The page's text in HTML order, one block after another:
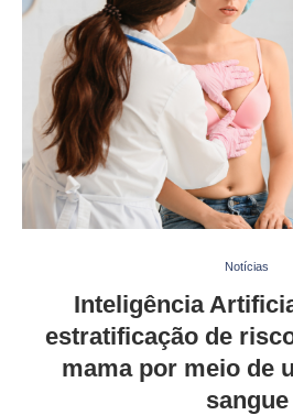
Notícias
Inteligência
estratificação de
mama por meio de
sangue